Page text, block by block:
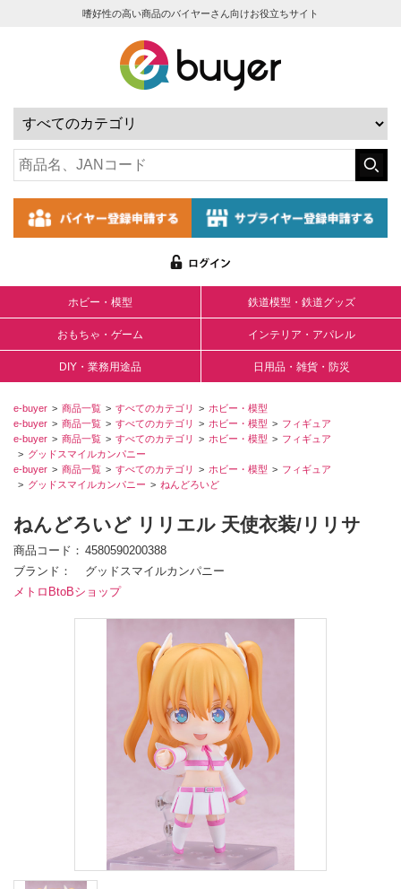
嗜好性の高い商品のバイヤーさん向けお役立ちサイト
ホビー・模型 鉄道模型・鉄道グッズ
おもちゃ・ゲーム インテリア・アパレル
DIY・業務用途品 日用品・雑貨・防災
e-buyer 商品一覧 すべてのカテゴリ
ホビー・模型
e-buyer
商品一覧 すべてのカテゴリ ホビー・模型
フィギュア
e-buyer
商品一覧 すべてのカテゴリ ホビー・模型
フィギュア
グッドスマイルカンパニー
e-buyer
商品一覧 すべてのカテゴリ ホビー・模型
フィギュア
グッドスマイルカンパニー
ねんどろいど
ねんどろいど リリエル 天使衣装/リリサ
商品コード
4580590200388
ブランド
グッドスマイルカンパニー
メトロBtoBショップ